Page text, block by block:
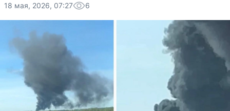
18 мая, 2026, 07:27 6